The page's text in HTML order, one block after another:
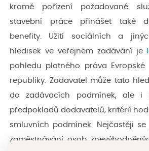
kromě pořízení požadované
stavební práce přinášet také
benefity. Užití sociálních a
hledisek ve veřejném zadávání je
pohledu platného práva
republiky. Zadavatel může tato
do zadávacích podmínek, ale i
předpokladů dodavatelů, kritérií
smluvních podmínek. Nejčastěji
zaměstnávání osob